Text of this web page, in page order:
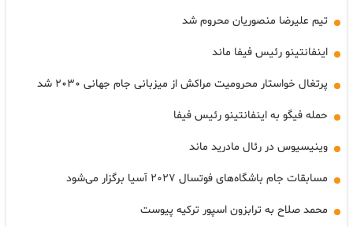
تیم علیرضا منصوریان محروم شد
اینفانتینو رئیس فیفا ماند
پرتغال خواستار محرومیت مراکش از میزبانی جام جهانی ۲۰۳۰ شد
حمله فیگو به اینفانتینو رئیس فیفا
وینیسیوس در رئال مادرید ماند
مسابقات جام باشگاه‌های فوتسال ۲۰۲۷ آسیا برگزار می‌شود
محمد صلاح به ترابزون اسپور ترکیه پیوست